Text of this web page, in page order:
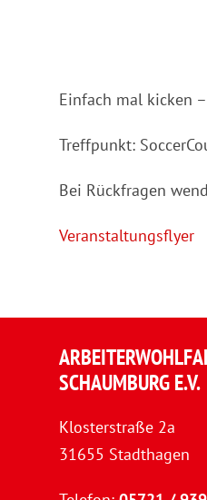
Einfach mal kicken
Treffpunkt:
Bei Rückfragen
Veranstaltungsflyer
SCHAUMBURG E.V.
Klosterstraße 2a
31655 Stadthagen